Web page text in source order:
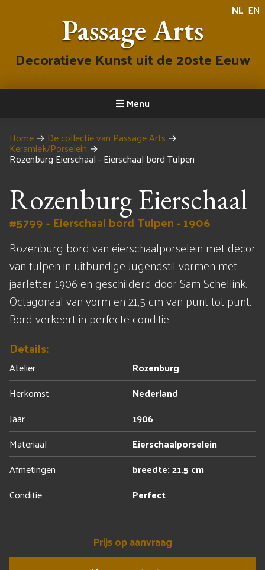
NL EN
Passage Arts
Decoratieve Kunst uit de 20ste Eeuw
Menu
Home → De collectie van Passage Arts →
Keramiek/Porselein →
Rozenburg Eierschaal - Eierschaal bord Tulpen
Rozenburg Eierschaal
#5799 - Eierschaal bord Tulpen - 1906
Rozenburg bord van eierschaalporselein met decor
van tulpen in uitbundige Jugendstil vormen met
jaarletter 1906 en geschilderd door Sam Schellink.
Octagonaal van vorm en 21,5 cm van punt tot punt.
Bord verkeert in perfecte conditie.
Details:
Atelier
Rozenburg
Herkomst
Nederland
Jaar
1906
Materiaal
Eierschaalporselein
Afmetingen
breedte: 21.5 cm
Conditie
Perfect
Prijs op aanvraag